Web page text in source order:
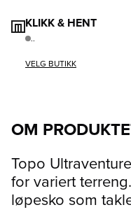
KLIKK & HENT
..
VELG BUTIKK
OM
Topo
for variert
løpesko som